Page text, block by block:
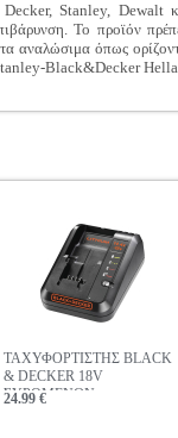
Stanley, Dewalt
Το προϊόν
αναλώσιμα όπως
Black&Decker
ΤΑΧΥΦΟΡΤΙΣΤΗΣ BLACK
& DECKER 18V
ΣΥΡΟΜΕΝΩΝ
24.99 €